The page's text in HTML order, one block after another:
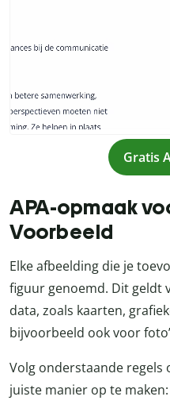
Gratis
APA-opmaak
Voorbeeld
Elke afbeelding die je
figuur genoemd. Dit geldt
data, zoals kaarten,
bijvoorbeeld ook voor
Volg onderstaande regels
juiste manier op te maken: